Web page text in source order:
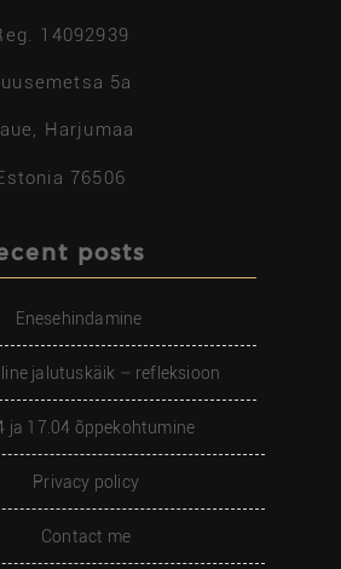
14092939
5a
Harjumaa
76506
posts
Enesehindamine
jalutuskäik – refleksioon
ja 17.04 õppekohtumine
Privacy policy
Contact me